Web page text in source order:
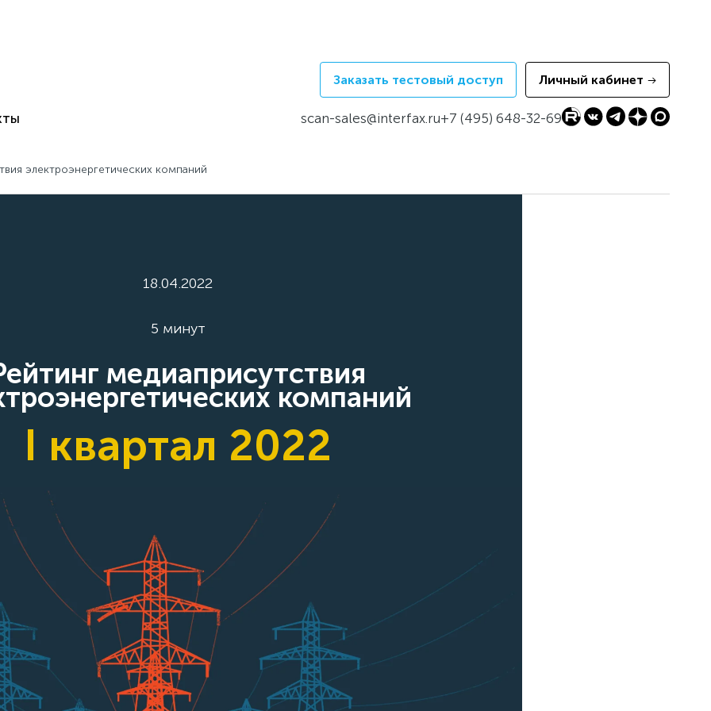
Заказать тестовый доступ Личный кабинет
scan-sales@interfax.ru+7 (495) 648-32-69
электроэнергетических компаний
18.04.2022
5 минут
медиаприсутствия
компаний
I квартал 2022